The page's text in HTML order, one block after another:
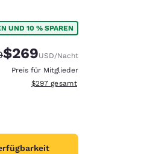
UND 10 % SPAREN
Preis:
Vergünstigter Preis:
$269USD/Nacht
Preis für Mitglieder
Geschätzte Gesamtdetails
$297 gesamt